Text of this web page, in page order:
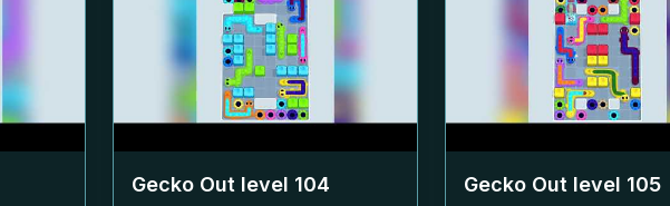
Gecko Out level 104 Gecko Out level 105